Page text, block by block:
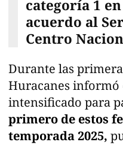
categoría 1
acuerdo al
Centro
Durante las
Huracanes informó
intensificado para
primero de estos
temporada 2025,